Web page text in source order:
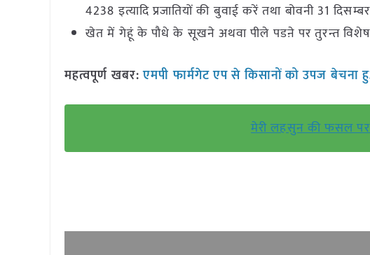
4238 इत्यादि प्रजातियों की बुवाई करें तथा बोवनी 31
खेत में गेहूं के पौधे के सूखने अथवा पीले पडऩे पर तुरन्त
महत्वपूर्ण खबर:एमपी फार्मगेट एप से किसानों को उपज
मेरी लहसुन की फसल पर